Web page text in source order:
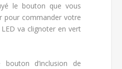
le bouton que vous
pour commander votre
va clignoter en vert
d’inclusion de